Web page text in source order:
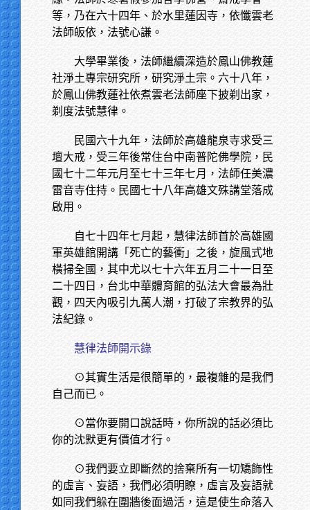
等，乃在六十四年、於水里蓮因寺，依懺雲老
法師皈依，法號心謙。
大學畢業後，法師繼續深造於鳳山佛教蓮
社淨土專宗研究所，研究淨土宗。六十八年，
於鳳山佛教蓮社依煮雲老法師座下披剃出家，
剃度法號慧律。
民國六十九年，法師於高雄龍泉寺求受三
壇大戒，受三年後常住台中南普陀佛學院，民
國七十二年元月至七十三年七月，法師任美濃
雷音寺住持。民國七十八年高雄文殊講堂落成
啟用。
自七十四年七月起，慧律法師首於高雄國
軍英雄館開講「死亡的藝衝」之後，旋風式地
橫掃全國，其中尤以七十六年五月二十一日至
二十四日，台北中華體育館的弘法大會最為壯
觀，四天內吸引九萬人潮，打破了宗教界的弘
法紀錄。
慧律法師開示錄
⊙其實生活是很簡單的，最複雜的是我們
自己而已。
⊙當你要開口說話時，你所說的話必須比
你的沈默更有價值才行。
⊙我們要立即斷然的捨棄所有一切矯飾性
的虛言、妄語，我們必須明瞭，虛言及妄語就
如同我們躲在圍牆後面過活，這是使生命落入